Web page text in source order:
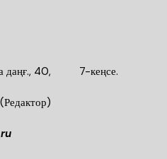
даңғ., 40, 7-кеңсе.
(Редактор)